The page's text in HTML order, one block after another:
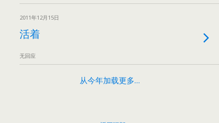
2011年12月15日
活着
无回应
从今年加载更多…